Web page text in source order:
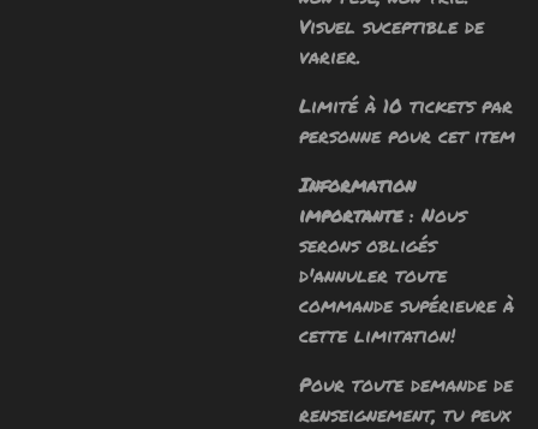
Visuel suceptible de
varier.
Limité à 10 tickets par
personne pour cet item
Information
importante: Nous
serons obligés
d'annuler toute
commande supérieure à
cette limitation!
Pour toute demande de
renseignement, tu peux